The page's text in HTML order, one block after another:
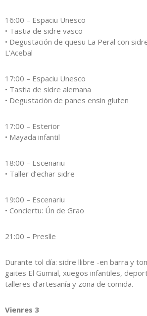
16:00 – Espaciu Unesco
• Tastia de sidre vasco
• Degustación de quesu La Peral con
L’Acebal
17:00 – Espaciu Unesco
• Tastia de sidre alemana
• Degustación de panes ensin gluten
17:00 – Esterior
• Mayada infantil
18:00 – Escenariu
• Taller d’echar sidre
19:00 – Escenariu
• Conciertu: Ún de Grao
21:00 – Preslle
Durante tol día: sidre llibre -en barra y
gaites El Gumial, xuegos infantiles,
talleres d’artesanía y zona de comida.
Vienres 3